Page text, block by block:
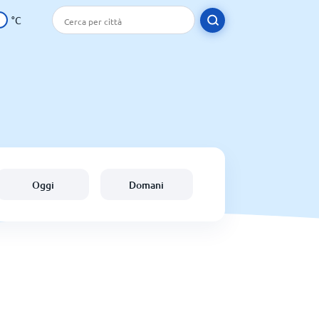
°C
Oggi Domani